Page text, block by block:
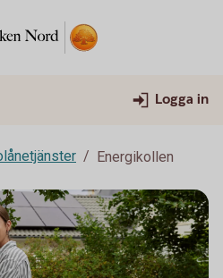
Logga in
Energikollen